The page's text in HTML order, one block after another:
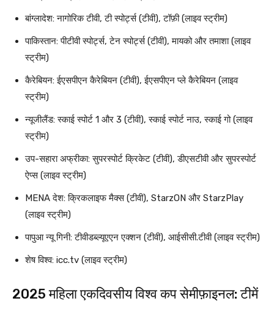
बांग्लादेश: नागोरिक टीवी, टी स्पोर्ट्स (टीवी), टॉफ़ी (लाइव स्ट्रीम)
पाकिस्तान: पीटीवी स्पोर्ट्स, टेन स्पोर्ट्स (टीवी), मायको और तमाशा (लाइव
स्ट्रीम)
कैरेबियन: ईएसपीएन कैरेबियन (टीवी), ईएसपीएन प्ले कैरेबियन (लाइव
स्ट्रीम)
न्यूजीलैंड: स्काई स्पोर्ट 1 और 3 (टीवी), स्काई स्पोर्ट नाउ, स्काई गो (लाइव
स्ट्रीम)
उप-सहारा अफ्रीका: सुपरस्पोर्ट क्रिकेट (टीवी), डीएसटीवी और सुपरस्पोर्ट
ऐप्स (लाइव स्ट्रीम)
MENA देश: क्रिकलाइफ मैक्स (टीवी), StarzON और StarzPlay
(लाइव स्ट्रीम)
पापुआ न्यू गिनी: टीवीडब्ल्यूएएन एक्शन (टीवी), आईसीसी.टीवी (लाइव स्ट्रीम)
शेष विश्व: icc.tv (लाइव स्ट्रीम)
2025 महिला एकदिवसीय विश्व कप सेमीफ़ाइनल: टीमें